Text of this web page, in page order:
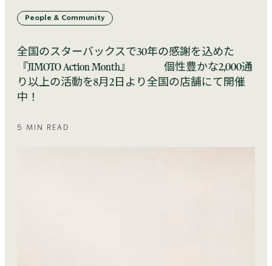
People & Community
全国のスターバックスで30年の感謝を込めた
『JIMOTO Action Month』 個性豊かな2,000通
り以上の活動を8月2日より全国の店舗にて開催
中！
5 MIN READ